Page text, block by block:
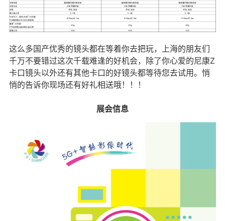
这么多国产优秀的镜头都在等着你去把玩，上海的朋友们
千万不要错过这次千载难逢的好机会，除了你心爱的尼康Z
卡口镜头以外还有其他卡口的好镜头都等待您去试用。悄
悄的告诉你现场还有好礼相送哦！！！
展会信息